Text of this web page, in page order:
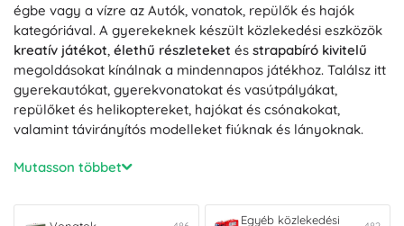
égbe vagy a vízre az Autók, vonatok, repülők és hajók
kategóriával. A gyerekeknek készült közlekedési eszközök
kreatív játékot, élethű részleteket és strapabíró kivitelű
megoldásokat kínálnak a mindennapos játékhoz. Találsz itt
gyerekautókat, gyerekvonatokat és vasútpályákat,
repülőket és helikoptereket, hajókat és csónakokat,
valamint távirányítós modelleket fiúknak és lányoknak.
A kis mozdonyvezetőknek itt vannak a
mozdonyok, vagonok és sínek saját vasútvonal építéséhez.
koordinációt
térbeli képzelőerőt, miközben az útvonal
Mutasson többet
Egyéb közlekedési